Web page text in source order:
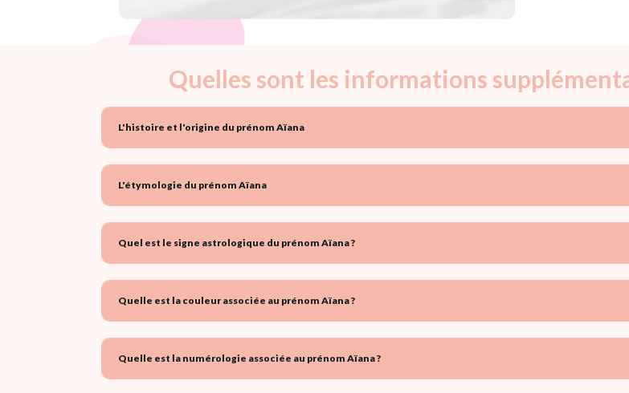
Quelles sont les informations
L'histoire et l'origine du prénom Aïana
L'étymologie du prénom Aïana
Quel est le signe astrologique du prénom Aïana ?
Quelle est la couleur associée au prénom Aïana ?
Quelle est la numérologie associée au prénom Aïana ?